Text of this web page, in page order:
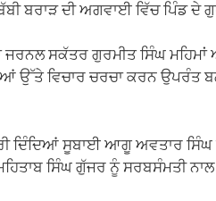
ਬਰਾੜ ਦੀ ਅਗਵਾਈ ਵਿੱਚ ਪਿੰਡ ਦੇ
ਜਰਨਲ ਸਕੱਤਰ ਗੁਰਮੀਤ ਸਿੰਘ
ਉੱਤੇ ਵਿਚਾਰ ਚਰਚਾ ਕਰਨ ਉਪਰੰਤ
ਦਿੰਦਿਆਂ ਸੂਬਾਈ ਆਗੂ ਅਵਤਾਰ
ਸਿੰਘ ਗੁੱਜਰ ਨੂੰ ਸਰਬਸੰਮਤੀ